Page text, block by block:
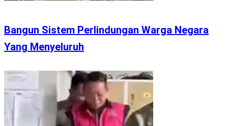
Bangun Sistem Perlindungan Warga Negara
Yang Menyeluruh